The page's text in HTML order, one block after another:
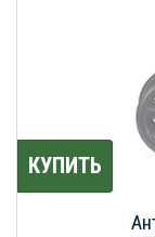
КУПИТЬ